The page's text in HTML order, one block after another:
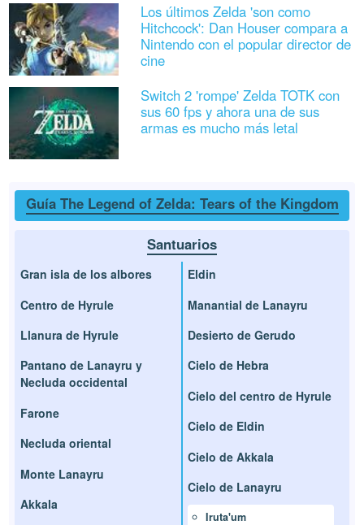
Los últimos Zelda 'son como
Hitchcock': Dan Houser compara a
Nintendo con el popular director de
cine
Switch 2 'rompe' Zelda TOTK con
sus 60 fps y ahora una de sus
armas es mucho más letal
Guía The Legend of Zelda: Tears of the Kingdom
Santuarios
Gran isla de los albores
Centro de Hyrule
Llanura de Hyrule
Pantano de Lanayru y
Necluda occidental
Farone
Necluda oriental
Monte Lanayru
Akkala
Eldin
Manantial de Lanayru
Desierto de Gerudo
Cielo de Hebra
Cielo del centro de Hyrule
Cielo de Eldin
Cielo de Akkala
Cielo de Lanayru
Iruta'um